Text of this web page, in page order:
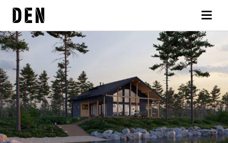
Siirry
sisältöön
DEN